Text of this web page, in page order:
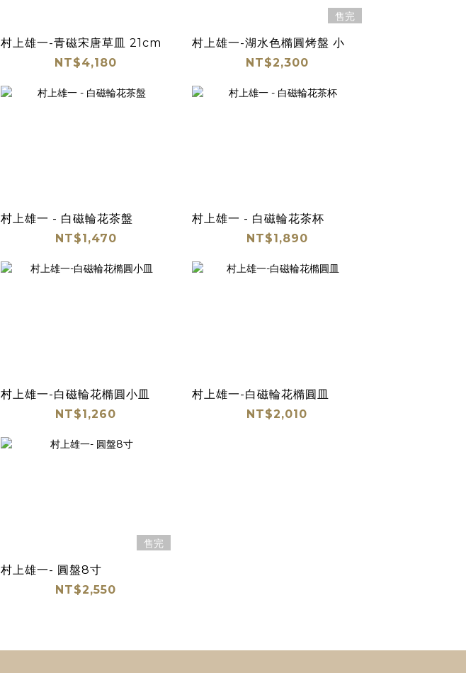
村上雄一-青磁宋唐草皿 21cm
NT$4,180
售完
村上雄一-湖水色橢圓烤盤 小
NT$2,300
村上雄一 - 白磁輪花茶盤
NT$1,470
村上雄一 - 白磁輪花茶杯
NT$1,890
村上雄一-白磁輪花橢圓小皿
NT$1,260
村上雄一-白磁輪花橢圓皿
NT$2,010
售完
村上雄一- 圓盤8寸
NT$2,550